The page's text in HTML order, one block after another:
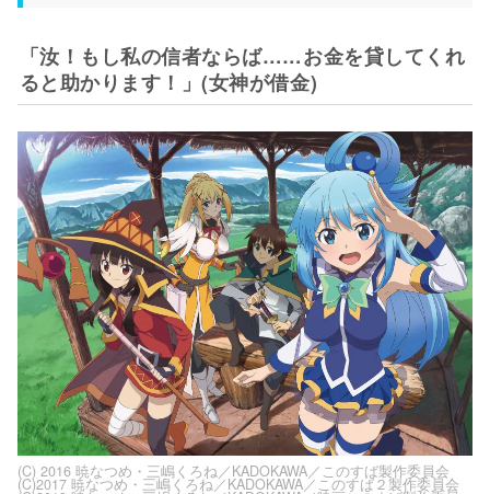
「汝！もし私の信者ならば……お金を貸してくれ
ると助かります！」(女神が借金)
(C) 2016 暁なつめ・三嶋くろね／KADOKAWA／このすば製作委員会
(C)2017 暁なつめ・三嶋くろね／KADOKAWA／このすば２製作委員会